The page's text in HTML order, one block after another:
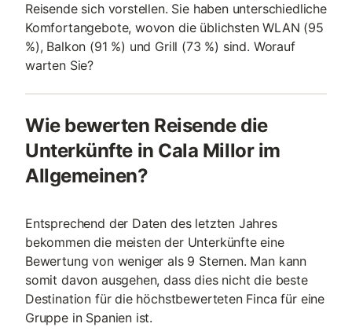
Reisende sich vorstellen. Sie haben unterschiedliche
Komfortangebote, wovon die üblichsten WLAN (95
%), Balkon (91 %) und Grill (73 %) sind. Worauf
warten Sie?
Wie bewerten Reisende die
Unterkünfte in Cala Millor im
Allgemeinen?
Entsprechend der Daten des letzten Jahres
bekommen die meisten der Unterkünfte eine
Bewertung von weniger als 9 Sternen. Man kann
somit davon ausgehen, dass dies nicht die beste
Destination für die höchstbewerteten Finca für eine
Gruppe in Spanien ist.